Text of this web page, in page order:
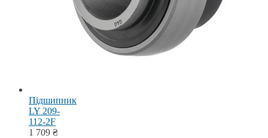
Підшипник
LY 209-
112-2F
1 709 ₴